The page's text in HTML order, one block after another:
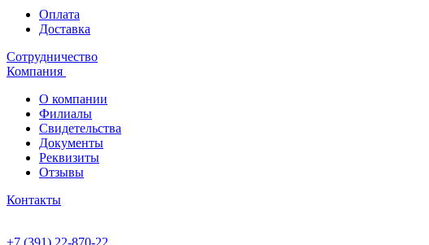
Оплата
Доставка
Сотрудничество
Компания
О компании
Филиалы
Свидетельства
Документы
Реквизиты
Отзывы
Контакты
+7 (391) 22-870-22